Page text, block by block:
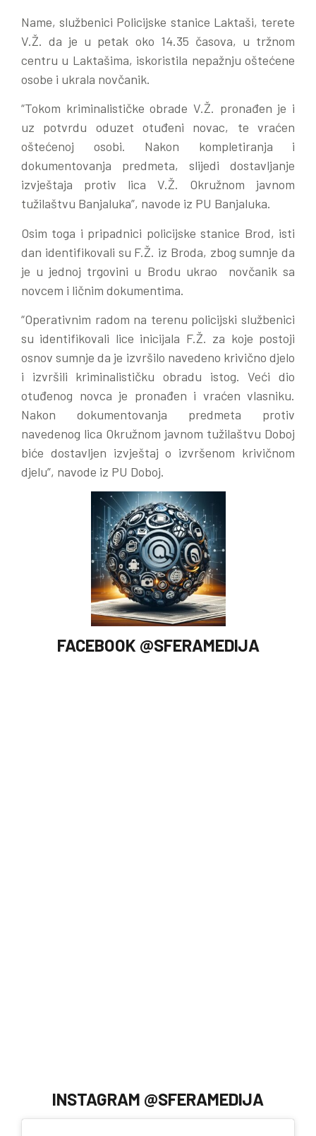
Name, službenici Policijske stanice Laktaši, terete
V.Ž. da je u petak oko 14.35 časova, u tržnom
centru u Laktašima, iskoristila nepažnju oštećene
osobe i ukrala novčanik.
“Tokom kriminalističke obrade V.Ž. pronađen je i
uz potvrdu oduzet otuđeni novac, te vraćen
oštećenoj osobi. Nakon kompletiranja i
dokumentovanja predmeta, slijedi dostavljanje
izvještaja protiv lica V.Ž. Okružnom javnom
tužilaštvu Banjaluka”, navode iz PU Banjaluka.
Osim toga i pripadnici policijske stanice Brod, isti
dan identifikovali su F.Ž. iz Broda, zbog sumnje da
je u jednoj trgovini u Brodu ukrao novčanik sa
novcem i ličnim dokumentima.
“Operativnim radom na terenu policijski službenici
su identifikovali lice inicijala F.Ž. za koje postoji
osnov sumnje da je izvršilo navedeno krivično djelo
i izvršili kriminalističku obradu istog. Veći dio
otuđenog novca je pronađen i vraćen vlasniku.
Nakon dokumentovanja predmeta protiv
navedenog lica Okružnom javnom tužilaštvu Doboj
biće dostavljen izvještaj o izvršenom krivičnom
djelu”, navode iz PU Doboj.
FACEBOOK @SFERAMEDIJA
INSTAGRAM @SFERAMEDIJA